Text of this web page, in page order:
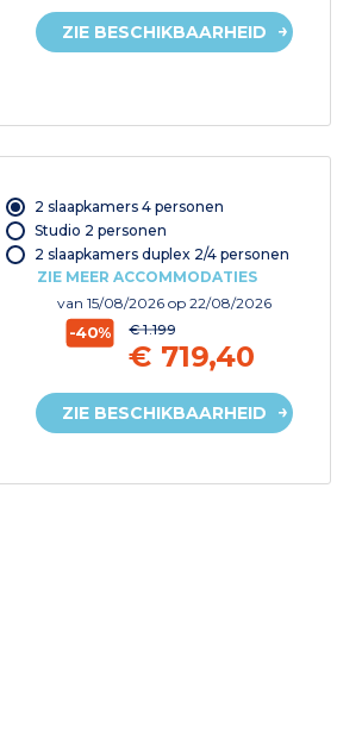
ZIE BESCHIKBAARHEID
2 slaapkamers 4 personen
Studio 2 personen
2 slaapkamers duplex 2/4 personen
ZIE MEER ACCOMMODATIES
van 15/08/2026 op 22/08/2026
-40% € 1.199
€ 719,40
ZIE BESCHIKBAARHEID